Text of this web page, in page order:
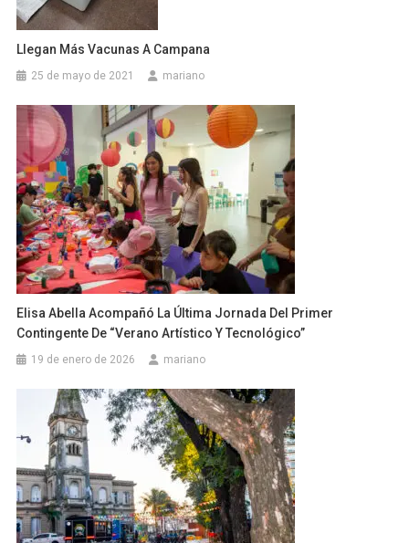
Llegan Más Vacunas A Campana
25 de mayo de 2021 mariano
Elisa Abella Acompañó La Última Jornada Del Primer
Contingente De “Verano Artístico Y Tecnológico”
19 de enero de 2026 mariano